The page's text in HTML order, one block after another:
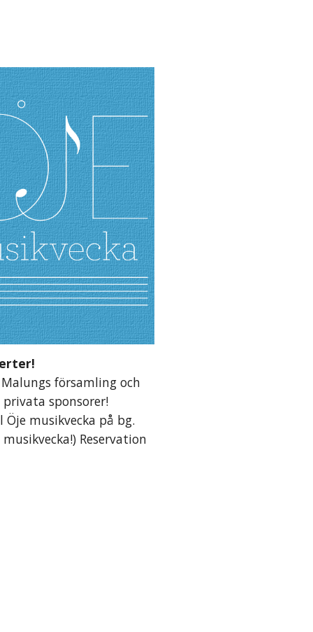
församling och
sponsorer!
musikvecka på bg.
Reservation